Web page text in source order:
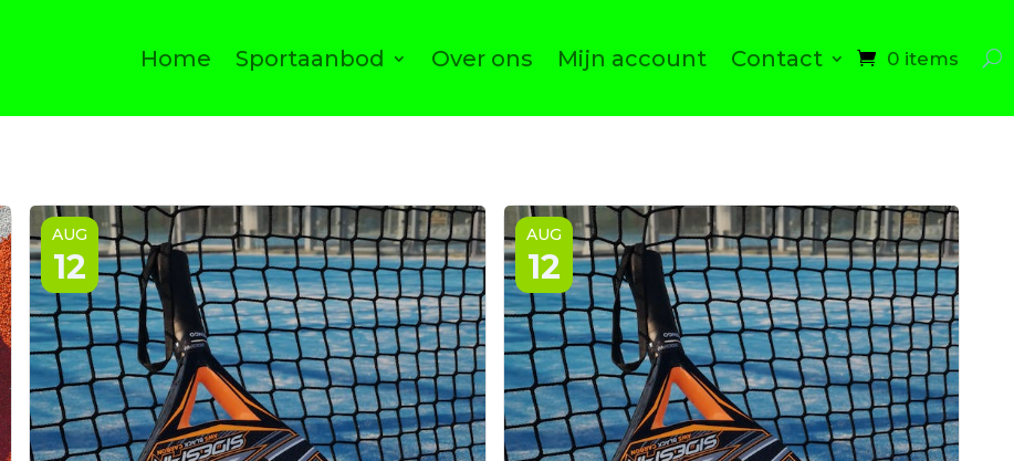
Home Sportaanbod Over ons Mijn account Contact 0 items
AUG
12
AUG
12